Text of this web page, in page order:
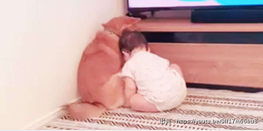
出典 : https://youtu.be/0If17m66bu8